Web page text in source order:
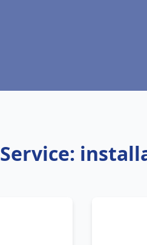
Service: